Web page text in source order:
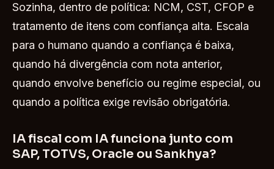
Sozinha, dentro de política: NCM, CST, CFOP e
tratamento de itens com confiança alta. Escala
para o humano quando a confiança é baixa,
quando há divergência com nota anterior,
quando envolve benefício ou regime especial, ou
quando a política exige revisão obrigatória.
IA fiscal com IA funciona junto com
SAP, TOTVS, Oracle ou Sankhya?